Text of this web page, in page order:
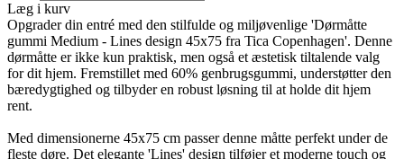
Læg i kurv
Opgrader din entré med den stilfulde og miljøvenlige 'Dørmåtte
gummi Medium - Lines design 45x75 fra Tica Copenhagen'. Denne
dørmåtte er ikke kun praktisk, men også et æstetisk tiltalende valg
for dit hjem. Fremstillet med 60% genbrugsgummi, understøtter den
bæredygtighed og tilbyder en robust løsning til at holde dit hjem
rent.
Med dimensionerne 45x75 cm passer denne måtte perfekt under de
fleste døre. Det elegante 'Lines' design tilføjer et moderne touch og